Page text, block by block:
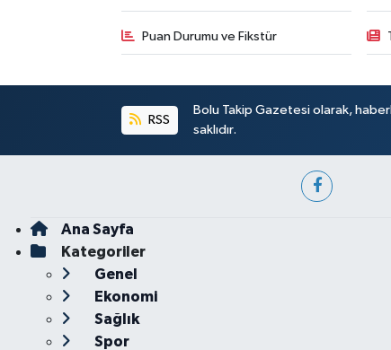
Puan Durumu ve Fikstür
RSS
Bolu Takip Gazetesi olarak,
saklıdır.
Ana Sayfa
Kategoriler
Genel
Ekonomi
Sağlık
Spor